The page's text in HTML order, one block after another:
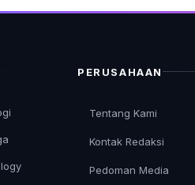
PERUSAHAAN
Tentang Kami
Kontak Redaksi
Pedoman Media